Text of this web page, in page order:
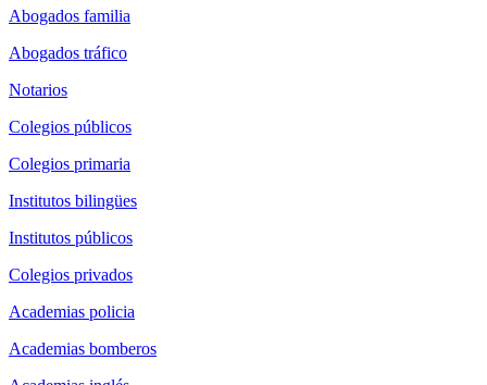
Abogados familia
Abogados tráfico
Notarios
Colegios públicos
Colegios primaria
Institutos bilingües
Institutos públicos
Colegios privados
Academias policia
Academias bomberos